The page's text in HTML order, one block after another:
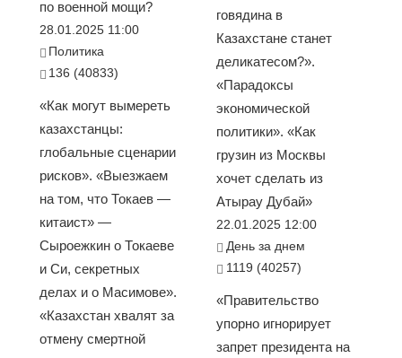
по военной мощи?
28.01.2025 11:00
Политика
136 (40833)
«Как могут вымереть
казахстанцы:
глобальные сценарии
рисков». «Выезжаем
на том, что Токаев —
китаист» —
Сыроежкин о Токаеве
и Си, секретных
делах и о Масимове».
«Казахстан хвалят за
отмену смертной
говядина в
Казахстане станет
деликатесом?».
«Парадоксы
экономической
политики». «Как
грузин из Москвы
хочет сделать из
Атырау Дубай»
22.01.2025 12:00
День за днем
1119 (40257)
«Правительство
упорно игнорирует
запрет президента на